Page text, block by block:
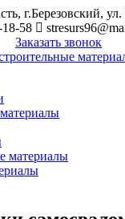
г.Березовский,
58
Заказать звонок
и
материалы